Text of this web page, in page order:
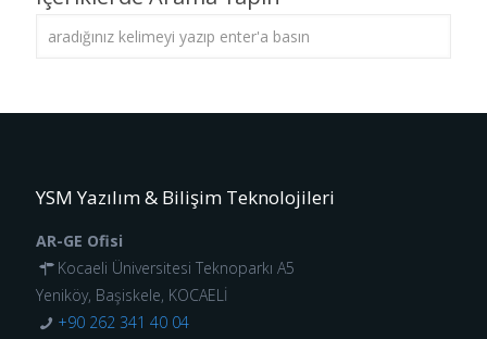
YSM Yazılım & Bilişim Teknolojileri
AR-GE Ofisi
Kocaeli Üniversitesi Teknoparkı A5
Yeniköy, Başiskele, KOCAELİ
+90 262 341 40 04